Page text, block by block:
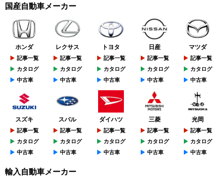
国産自動車メーカー
ホンダ
記事一覧
カタログ
中古車
レクサス
記事一覧
カタログ
中古車
トヨタ
記事一覧
カタログ
中古車
日産
記事一覧
カタログ
中古車
マツダ
記事一覧
カタログ
中古車
スズキ
記事一覧
カタログ
中古車
スバル
記事一覧
カタログ
中古車
ダイハツ
記事一覧
カタログ
中古車
三菱
記事一覧
カタログ
中古車
光岡
記事一覧
カタログ
中古車
輸入自動車メーカー